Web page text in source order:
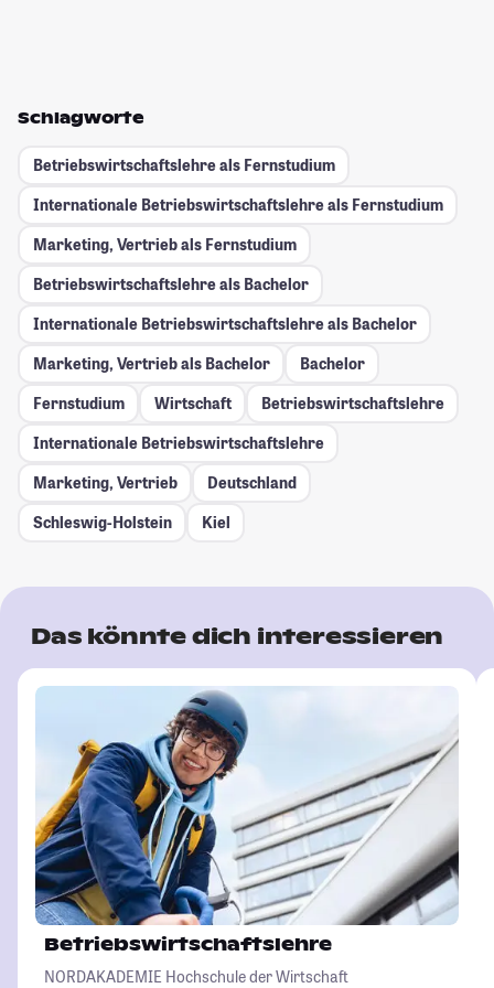
Schlagworte
Betriebswirtschaftslehre als Fernstudium
Internationale Betriebswirtschaftslehre als Fernstudium
Marketing, Vertrieb als Fernstudium
Betriebswirtschaftslehre als Bachelor
Internationale Betriebswirtschaftslehre als Bachelor
Marketing, Vertrieb als Bachelor
Bachelor
Fernstudium
Wirtschaft
Betriebswirtschaftslehre
Internationale Betriebswirtschaftslehre
Marketing, Vertrieb
Deutschland
Schleswig-Holstein
Kiel
Das könnte dich interessieren
Betriebswirtschaftslehre
NORDAKADEMIE Hochschule der Wirtschaft